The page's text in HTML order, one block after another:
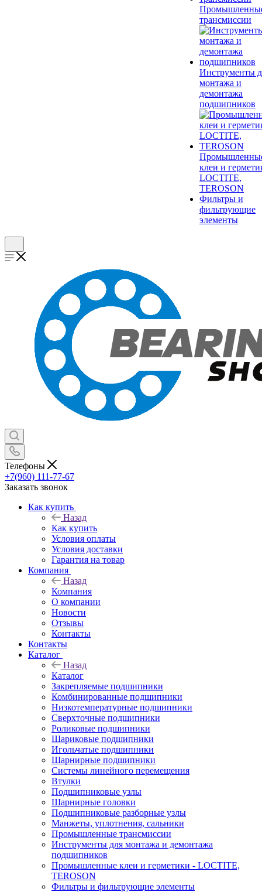
трансмиссии
Инструменты
монтажа и
демонтажа
подшипников
клеи и
LOCTITE,
TEROSON
Фильтры и
фильтрующие
элементы
Телефоны
+7(960) 111-77-67
Заказать звонок
Как купить
Назад
Как купить
Условия оплаты
Условия доставки
Гарантия на товар
Компания
Назад
Компания
О компании
Новости
Отзывы
Контакты
Контакты
Каталог
Назад
Каталог
Закрепляемые подшипники
Комбинированные подшипники
Низкотемпературные подшипники
Сверхточные подшипники
Роликовые подшипники
Шариковые подшипники
Игольчатые подшипники
Шарнирные подшипники
Системы линейного перемещения
Втулки
Подшипниковые узлы
Шарнирные головки
Подшипниковые разборные узлы
Манжеты, уплотнения, сальники
Промышленные трансмиссии
Инструменты для монтажа и демонтажа
подшипников
Промышленные клеи и герметики - LOCTITE,
TEROSON
Фильтры и фильтрующие элементы